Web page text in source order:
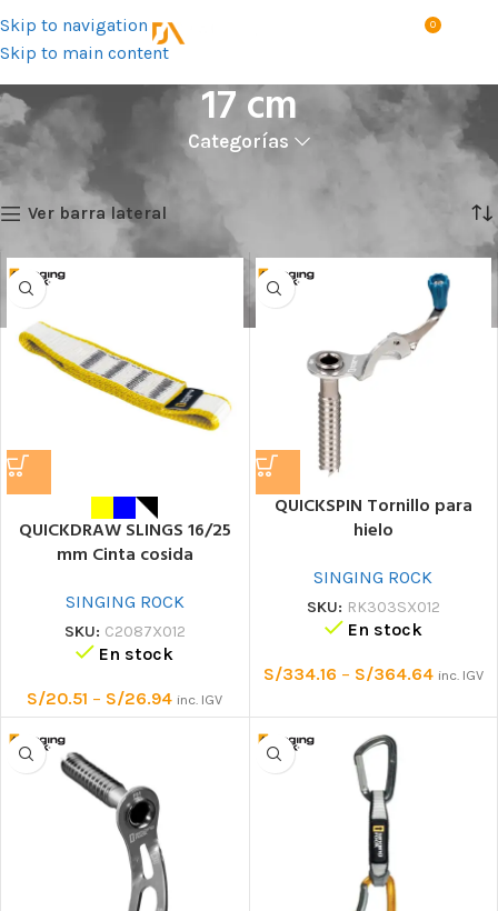
Skip to navigation
Skip to main content
MENÚ 0
17 cm
Categorías
Talla del producto Showing all 5 results
Ver barra lateral
QUICKDRAW SLINGS 16/25
mm Cinta cosida
SINGING ROCK
SKU: C2087X012
En stock
S/20.51 – S/26.94 inc. IGV
QUICKSPIN Tornillo para
hielo
SINGING ROCK
SKU: RK303SX012
En stock
S/334.16 – S/364.64 inc. IGV